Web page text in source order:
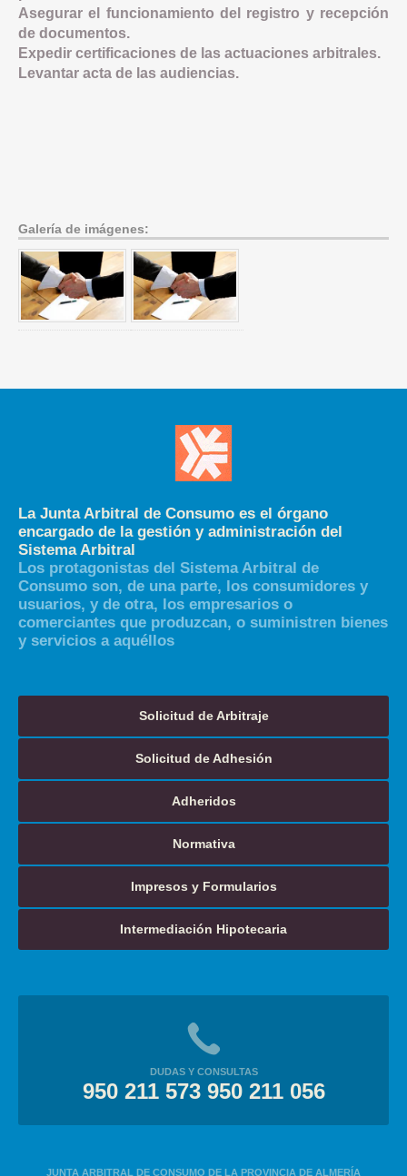
Asegurar el funcionamiento del registro y recepción
de documentos.
Expedir certificaciones de las actuaciones arbitrales.
Levantar acta de las audiencias.
Galería de imágenes:
La Junta Arbitral de Consumo es el órgano
encargado de la gestión y administración del
Sistema Arbitral
Los protagonistas del Sistema Arbitral de
Consumo son, de una parte, los consumidores y
usuarios, y de otra, los empresarios o
comerciantes que produzcan, o suministren bienes
y servicios a aquéllos
Solicitud de Arbitraje
Solicitud de Adhesión
Adheridos
Normativa
Impresos y Formularios
Intermediación Hipotecaria
DUDAS Y CONSULTAS
950 211 573 950 211 056
JUNTA ARBITRAL DE CONSUMO DE LA PROVINCIA DE ALMERÍA